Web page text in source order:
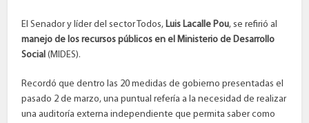
El Senador y líder del sector Todos, Luis Lacalle Pou, se refirió al
manejo de los recursos públicos en el Ministerio de Desarrollo
Social (MIDES).
Recordó que dentro las 20 medidas de gobierno presentadas el
pasado 2 de marzo, una puntual refería a la necesidad de realizar
una auditoría externa independiente que permita saber como